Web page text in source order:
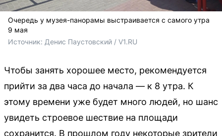
Очередь у музея-панорамы выстраивается с самого утра
9 мая
Источник: Денис Паустовский / V1.RU
Чтобы занять хорошее место, рекомендуется
прийти за два часа до начала — к 8 утра. К
этому времени уже будет много людей, но шанс
увидеть строевое шествие на площади
сохранится. В прошлом году некоторые зрители